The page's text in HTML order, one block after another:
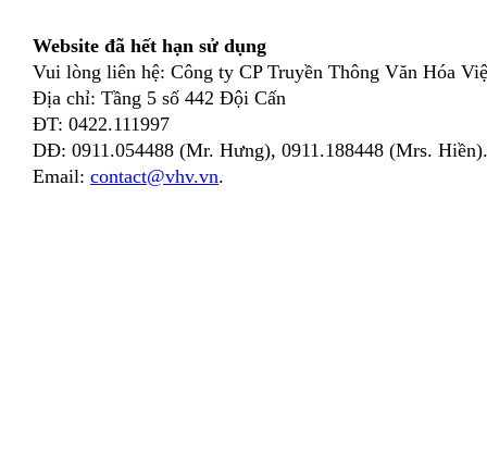
Website đã hết hạn sử dụng
Vui lòng liên hệ: Công ty CP Truyền Thông Văn Hóa
Địa chỉ: Tầng 5 số 442 Đội Cấn
ĐT: 0422.111997
DĐ: 0911.054488 (Mr. Hưng), 0911.188448 (Mrs. Hiền).
Email: contact@vhv.vn.